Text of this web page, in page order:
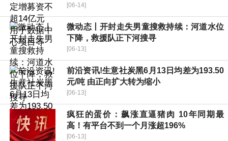
[06-14]
微动态丨开封走失男童搜救持续：河道水位
下降，救援队正下河搜寻
[06-13]
前沿资讯!生意社炭黑6月13日均差为193.50
元/吨 由正向扩大转为缩小
[06-13]
疯狂的蛋价：飙涨直逼猪肉 10年同期最
高！有平台不到一个月涨超196%
[06-13]